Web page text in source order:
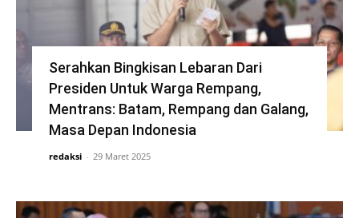
Serahkan Bingkisan Lebaran Dari
Presiden Untuk Warga Rempang,
Mentrans: Batam, Rempang dan Galang,
Masa Depan Indonesia
redaksi - 29 Maret 2025